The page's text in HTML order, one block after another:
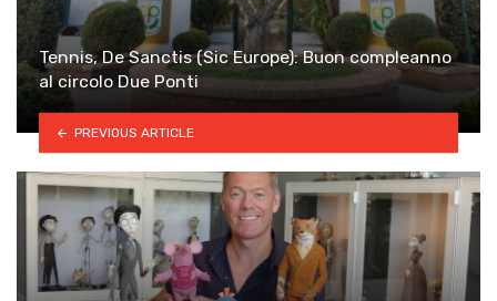
Tennis, De Sanctis (Sic Europe): Buon compleanno
al circolo Due Ponti
PREVIOUS ARTICLE